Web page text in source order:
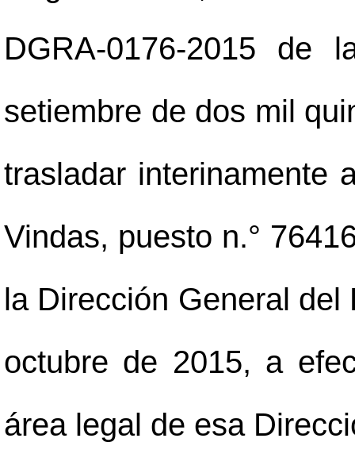
DGRA-0176-2015 de
setiembre de dos mil
trasladar interinamente
Vindas, puesto n.°
la Dirección General
octubre de 2015, a
área legal de esa